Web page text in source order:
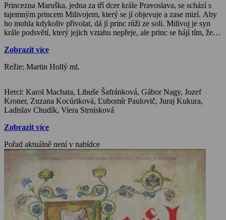
Princezna Maruška, jedna za tří dcer krále Pravoslava, se schází s
tajemným princem Milivojem, který se jí objevuje a zase mizí. Aby
ho mohla kdykoliv přivolat, dá jí princ růži ze soli. Milivoj je syn
krále podsvětí, který jejich vztahu nepřeje, ale princ se hájí tím, že
naopak tvrdí, že lidé jsou bezcitní a chamtiví. Král Pravoslav chce
manžely, jedna tvrdí že ho má ráda jako zlato, druhá jako zlaté
má ráda jako sůl. Král se na ni i na prince rozhněvá, vyhodí
Marušku z hradu a řekne jí, aby se vrátila, až sůl bude dražší než
zlato a drahokamy. Pak že dostane trůn. Zjeví se Král podsvětí a
zakleje krále Pravoslava i s královstvím. Všechna sůl v království se
pak promění ve zlato. Bez soli se ale nedá vařit, a tak všichni časem
onemocní. Marušce nezbyde nic jiného, než jít hledat lék…
Zobrazit více
Režie: Martin Hollý ml.
Herci: Karol Machata, Libuše Šafránková, Gábor Nagy, Jozef
Kroner, Zuzana Kocúriková, Ľubomír Paulovič, Juraj Kukura,
Ladislav Chudík, Viera Strnisková
Zobrazit více
Pořad aktuálně není v nabídce